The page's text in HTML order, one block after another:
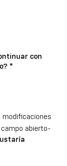
con
*
modificaciones
abierto-